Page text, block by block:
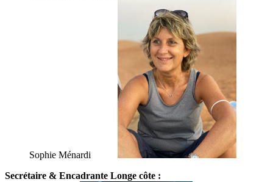
Sophie Ménardi
Secrétaire & Encadrante Longe côte :